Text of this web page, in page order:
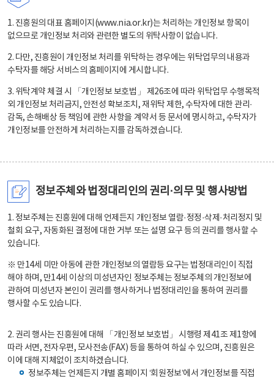
1. 진흥원의 대표 홈페이지(www.nia.or.kr)는 처리하는 개인정보 항목이
없으므로 개인정보 처리와 관련한 별도의 위탁사항이 없습니다.
2. 다만, 진흥원이 개인정보 처리를 위탁하는 경우에는 위탁업무의 내용과
수탁자를 해당 서비스의 홈페이지에 게시합니다.
3. 위탁계약 체결 시 「개인정보 보호법」 제26조에 따라 위탁업무 수행목적
외 개인정보 처리금지, 안전성 확보조치, 재위탁 제한, 수탁자에 대한 관리·
감독, 손해배상 등 책임에 관한 사항을 계약서 등 문서에 명시하고, 수탁자가
개인정보를 안전하게 처리하는지를 감독하겠습니다.
정보주체와 법정대리인의 권리·의무 및 행사방법
1. 정보주체는 진흥원에 대해 언제든지 개인정보 열람·정정·삭제·처리정지 및
철회 요구, 자동화된 결정에 대한 거부 또는 설명 요구 등의 권리를 행사할 수
있습니다.
※ 만14세 미만 아동에 관한 개인정보의 열람등 요구는 법정대리인이 직접
해야 하며, 만14세 이상의 미성년자인 정보주체는 정보주체의 개인정보에
관하여 미성년자 본인이 권리를 행사하거나 법정대리인을 통하여 권리를
행사할 수도 있습니다.
2. 권리 행사는 진흥원에 대해 「개인정보 보호법」 시행령 제41조 제1항에
따라 서면, 전자우편, 모사전송(FAX) 등을 통하여 하실 수 있으며, 진흥원은
이에 대해 지체없이 조치하겠습니다.
정보주체는 언제든지 개별 홈페이지 ‘회원정보’에서 개인정보를 직접